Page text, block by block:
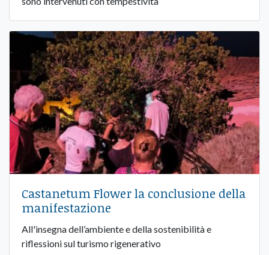
Castanetum Flower la conclusione della
manifestazione
All'insegna dell’ambiente e della sostenibilità e
riflessioni sul turismo rigenerativo